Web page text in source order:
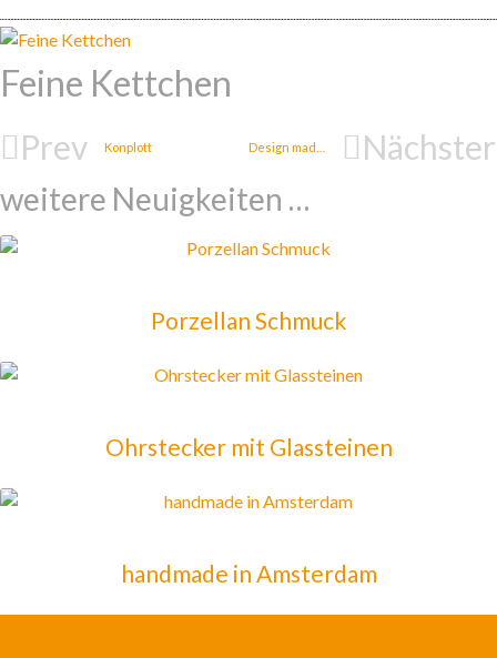
Feine Kettchen
Prev Konplott Nächster
weitere Neuigkeiten …
Porzellan Schmuck
Ohrstecker mit Glassteinen
handmade in Amsterdam